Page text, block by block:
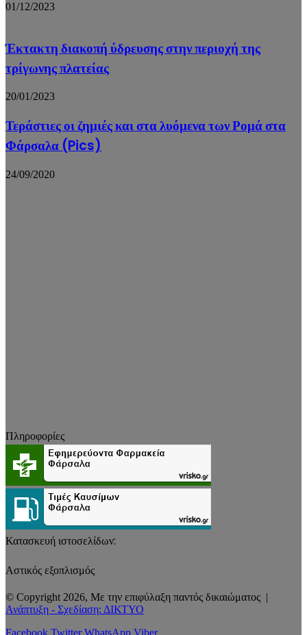
01/12/2023
Έκτακτη διακοπή ύδρευσης στην περιοχή της
τρίγωνης πλατείας
20/01/2023
Τεράστιες οι ζημιές και στα λυόμενα των Ρομά στα
Φάρσαλα (Pics)
24/09/2020
Πληροφορίες
Κατασκευή ιστοσελίδων:
Αστικός εξοπλισμός
© Copyright 2026, Με την επιφύλαξη παντός δικαιώματος |
Ανάπτυξη - Σχεδίαση: ΔΙΚΤΥΟ
Facebook Twitter WhatsApp Viber